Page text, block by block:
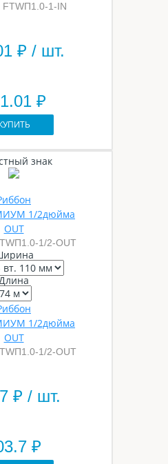
FTWП1.0-1-IN
₽ / шт.
₽
1/2дюйма
OUT
1/2-OUT
1/2дюйма
OUT
1/2-OUT
₽ / шт.
₽